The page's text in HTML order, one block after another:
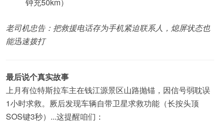
老司机忠告：把救援电话存为手机紧迫联系人，熄屏状态也
能迅速拨打
最后说个真实故事
上月有位特斯拉车主在钱江源景区山路抛锚，因信号弱耽误
1小时求救。厥后发现车辆自带卫星求救功能（长按头顶
SOS键3秒）...这提醒咱们：